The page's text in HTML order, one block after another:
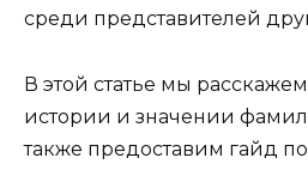
среди представителей
В этой статье мы
истории и значении
также предоставим гайд